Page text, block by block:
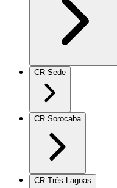
CR Sede
CR Sorocaba
CR Três Lagoas